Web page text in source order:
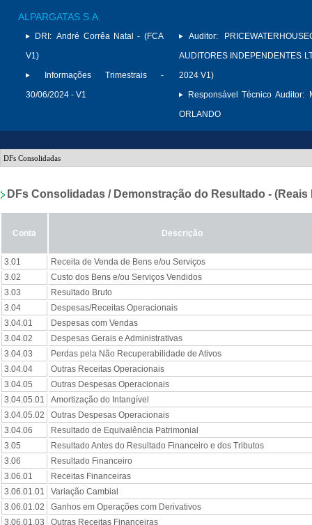
ALPARGATAS S.A.
DRI: André Corrêa Natal - (FCA
V1)
Informações Trimestrais -
30/06/2024 - V1
Auditor:
AUDITORES INDEPENDENTES
2024 V1)
Responsável Técnico Auditor:
ORLANDO